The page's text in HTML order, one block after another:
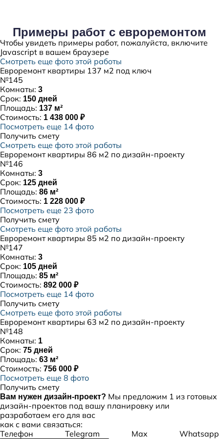
Примеры работ с евроремонтом
Чтобы увидеть примеры работ, пожалуйста, включите
Javascript в вашем браузере
Смотреть еще фото этой работы
Евроремонт квартиры 137 м2 под ключ
№145
Комнаты: 3
Срок: 150 дней
Площадь: 137 м²
Стоимость: 1 438 000 ₽
Посмотреть еще 14 фото
Получить смету
Смотреть еще фото этой работы
Евроремонт квартиры 86 м2 по дизайн-проекту
№146
Комнаты: 3
Срок: 125 дней
Площадь: 86 м²
Стоимость: 1 228 000 ₽
Посмотреть еще 23 фото
Получить смету
Смотреть еще фото этой работы
Евроремонт квартиры 85 м2 по дизайн-проекту
№147
Комнаты: 3
Срок: 105 дней
Площадь: 85 м²
Стоимость: 892 000 ₽
Посмотреть еще 14 фото
Получить смету
Смотреть еще фото этой работы
Евроремонт квартиры 63 м2 по дизайн-проекту
№148
Комнаты: 1
Срок: 75 дней
Площадь: 63 м²
Стоимость: 756 000 ₽
Посмотреть еще 8 фото
Получить смету
Вам нужен дизайн-проект? Мы предложим 1 из готовых
дизайн-проектов под вашу планировку или
разработаем его для вас
как с вами связаться:
Телефон
Telegram Max Whatsapp